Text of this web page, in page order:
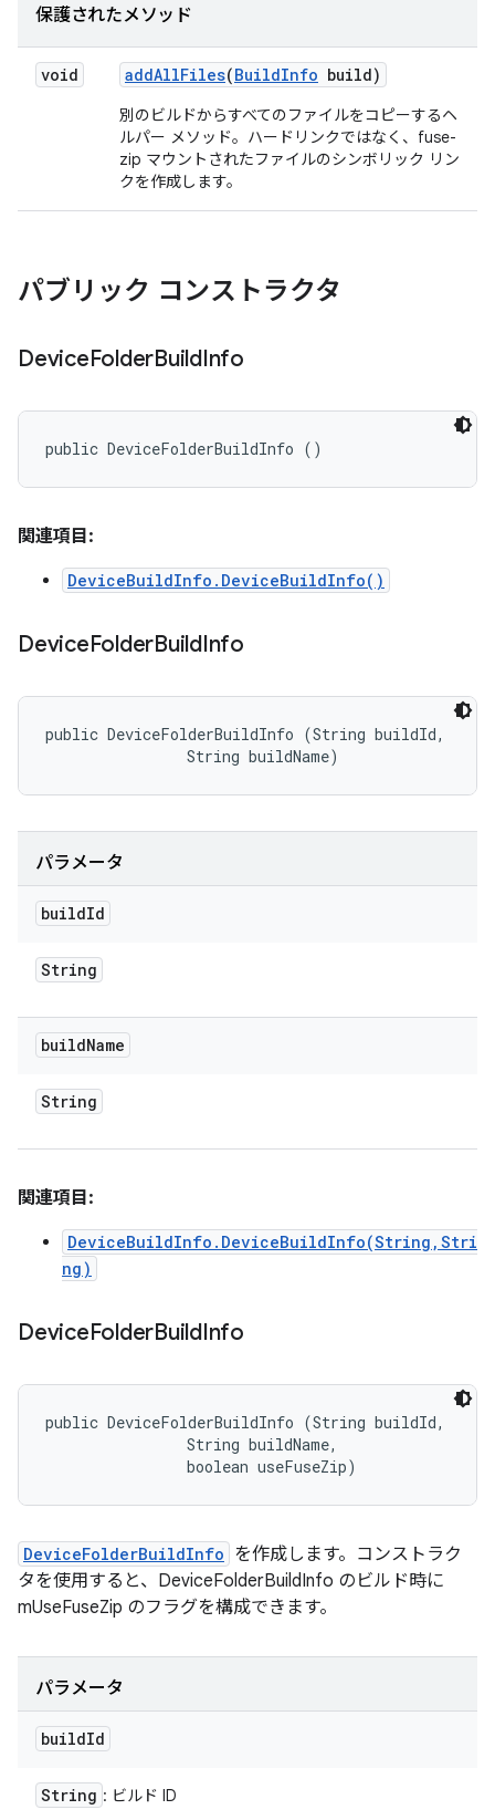
保護されたメソッド
void addAllFiles(BuildInfo build)
別のビルドからすべてのファイルをコピーするヘ
ルパー メソッド。ハードリンクではなく、fuse-
zip マウントされたファイルのシンボリック リン
クを作成します。
パブリック コンストラクタ
DeviceFolderBuildInfo
public DeviceFolderBuildInfo ()
関連項目:
DeviceBuildInfo.DeviceBuildInfo()
DeviceFolderBuildInfo
public DeviceFolderBuildInfo (String buildId,
                String buildName)
パラメータ
buildId
String
buildName
String
関連項目:
DeviceBuildInfo.DeviceBuildInfo(String,Stri
ng)
DeviceFolderBuildInfo
public DeviceFolderBuildInfo (String buildId,
                String buildName,
                boolean useFuseZip)
DeviceFolderBuildInfo を作成します。コンストラク
タを使用すると、DeviceFolderBuildInfo のビルド時に
mUseFuseZip のフラグを構成できます。
パラメータ
buildId
String : ビルド ID